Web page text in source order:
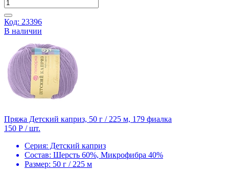
Код: 23396
В наличии
Пряжа Детский каприз, 50 г / 225 м, 179 фиалка
150 Р / шт.
Серия: Детский каприз
Состав: Шерсть 60%, Микрофибра 40%
Размер: 50 г / 225 м